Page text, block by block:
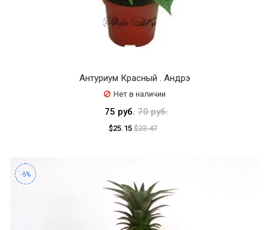
Антуриум Красный . Андрэ
Нет в наличии
75 руб.70 руб.
$25.15 $23.47
-5%